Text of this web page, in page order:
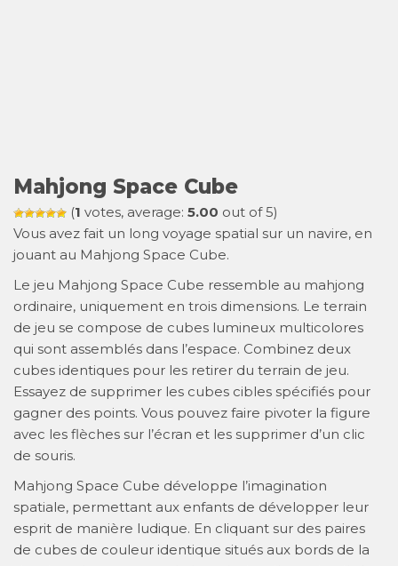
Mahjong Space Cube
(1 votes, average: 5.00 out of 5)
Vous avez fait un long voyage spatial sur un navire, en
jouant au Mahjong Space Cube.
Le jeu Mahjong Space Cube ressemble au mahjong
ordinaire, uniquement en trois dimensions. Le terrain
de jeu se compose de cubes lumineux multicolores
qui sont assemblés dans l’espace. Combinez deux
cubes identiques pour les retirer du terrain de jeu.
Essayez de supprimer les cubes cibles spécifiés pour
gagner des points. Vous pouvez faire pivoter la figure
avec les flèches sur l’écran et les supprimer d’un clic
de souris.
Mahjong Space Cube développe l’imagination
spatiale, permettant aux enfants de développer leur
esprit de manière ludique. En cliquant sur des paires
de cubes de couleur identique situés aux bords de la